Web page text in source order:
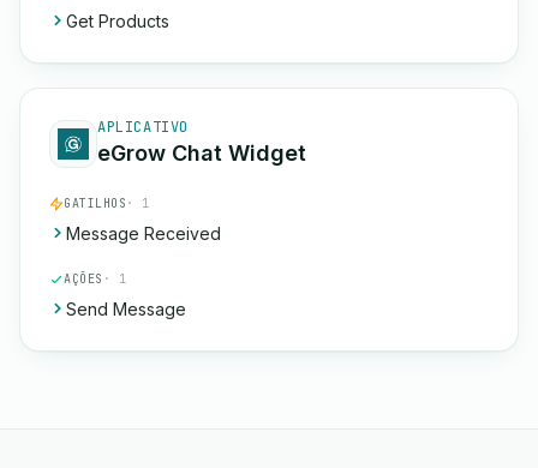
Get Products
APLICATIVO
eGrow Chat Widget
GATILHOS · 1
Message Received
AÇÕES · 1
Send Message